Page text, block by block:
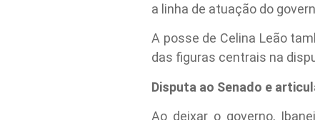
a linha de atuação do
A posse de Celina Leão
das figuras centrais na
Disputa ao Senado e
Ao deixar o governo,